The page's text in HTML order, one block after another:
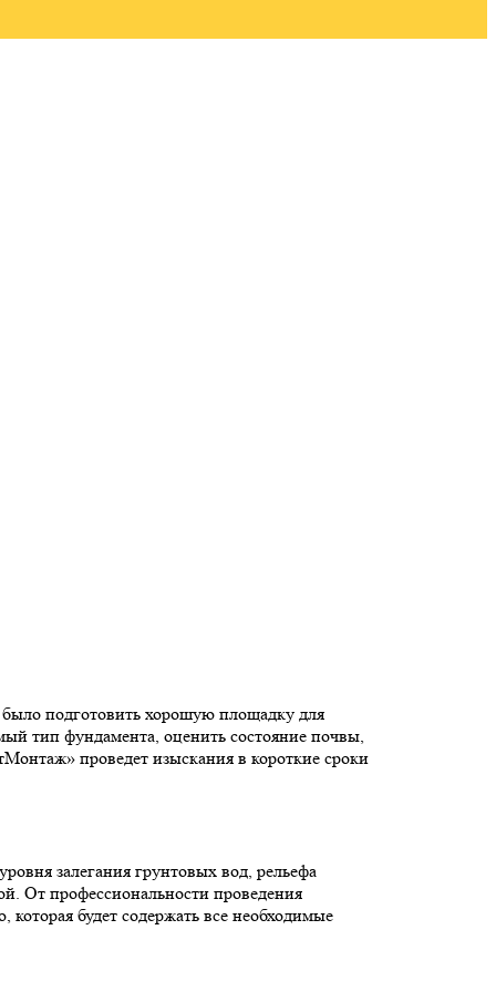
подготовить хорошую площадку для
тип фундамента, оценить состояние почвы,
проведет изыскания в короткие сроки
залегания грунтовых вод, рельефа
От профессиональности проведения
будет содержать все необходимые